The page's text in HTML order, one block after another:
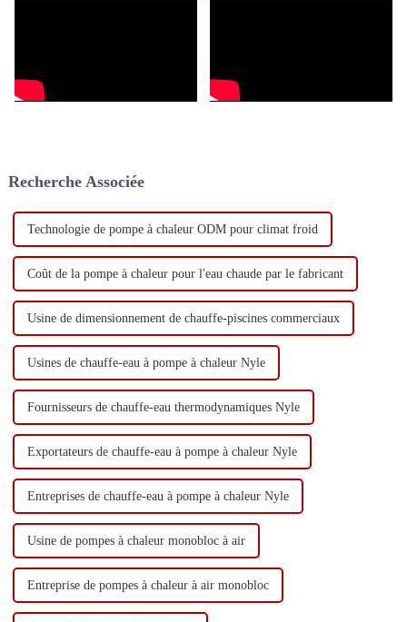
Recherche Associée
Technologie de pompe à chaleur ODM pour climat froid
Coût de la pompe à chaleur pour l'eau chaude par le fabricant
Usine de dimensionnement de chauffe-piscines commerciaux
Usines de chauffe-eau à pompe à chaleur Nyle
Fournisseurs de chauffe-eau thermodynamiques Nyle
Exportateurs de chauffe-eau à pompe à chaleur Nyle
Entreprises de chauffe-eau à pompe à chaleur Nyle
Usine de pompes à chaleur monobloc à air
Entreprise de pompes à chaleur à air monobloc